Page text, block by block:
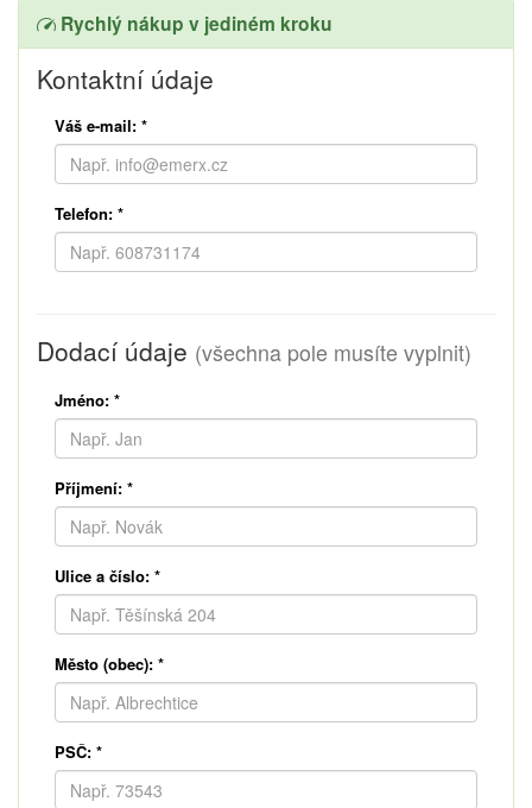
Rychlý nákup v jediném kroku
Kontaktní údaje
Váš e-mail: *
Telefon: *
Dodací údaje (všechna pole musíte vyplnit)
Jméno: *
Příjmení: *
Ulice a číslo: *
Město (obec): *
PSČ: *